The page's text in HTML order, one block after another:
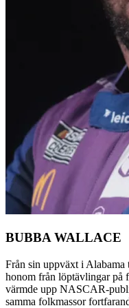
BUBBA WALLACE
Från sin uppväxt i
honom från löptävlingar på
värmde upp NASCAR-
samma folkmassor